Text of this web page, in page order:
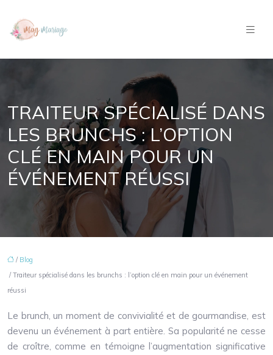
TRAITEUR SPÉCIALISÉ DANS
LES BRUNCHS : L’OPTION
CLÉ EN MAIN POUR UN
ÉVÉNEMENT RÉUSSI
/ Blog
/ Traiteur spécialisé dans les brunchs : l’option clé en main pour un événement
réussi
Le brunch, un moment de convivialité et de gourmandise, est
devenu un événement à part entière. Sa popularité ne cesse
de croître, comme en témoigne l’augmentation significative